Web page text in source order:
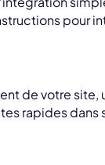
pour
de votre
rapides dans